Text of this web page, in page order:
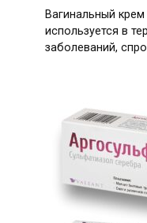
Вагинальный
используется в
заболеваний,